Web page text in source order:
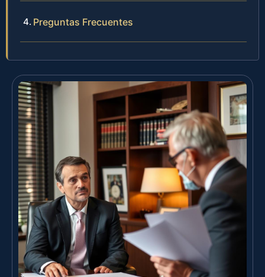
Preguntas Frecuentes